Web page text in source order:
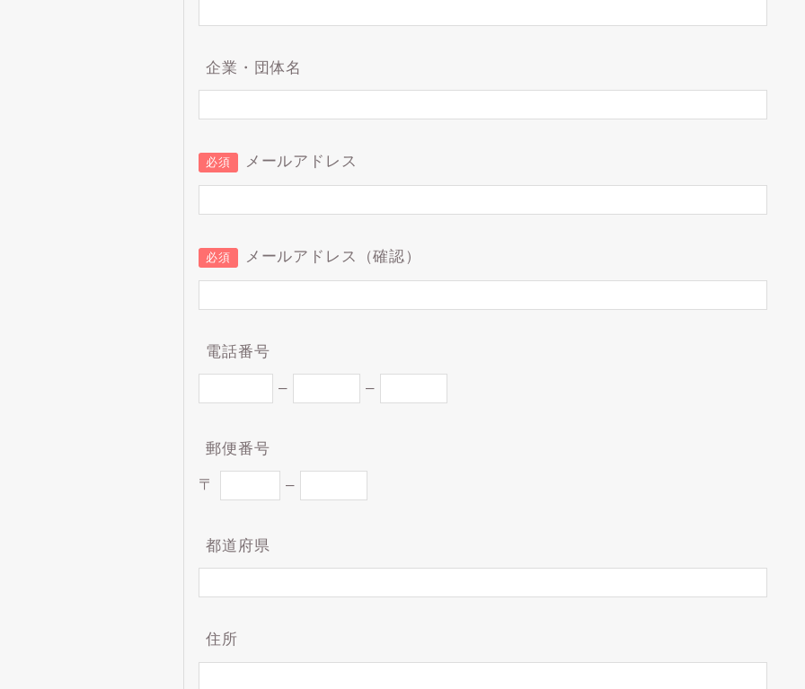
企業・団体名
必須 メールアドレス
必須 メールアドレス（確認）
電話番号
– –
郵便番号
〒 –
都道府県
住所